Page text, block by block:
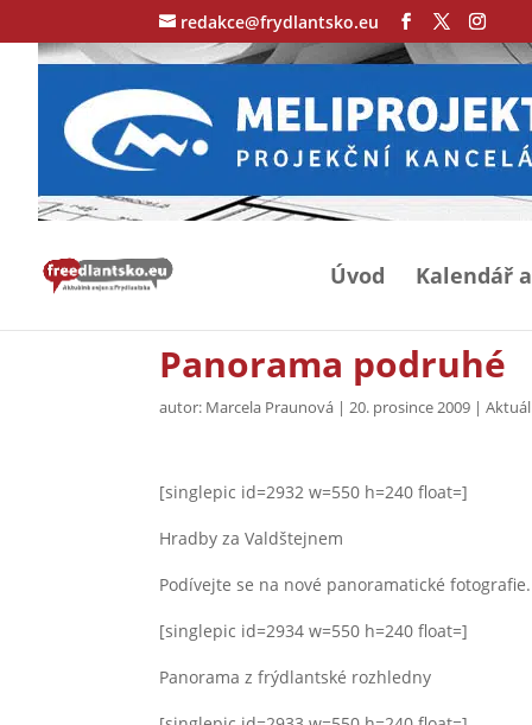
redakce@frydlantsko.eu
Úvod Kalendář
Panorama podruhé
autor: Marcela Praunová |20. prosince 2009 |
[singlepic id=2932 w=550 h=240 float=]
Hradby za Valdštejnem
Podívejte se na nové panoramatické
[singlepic id=2934 w=550 h=240 float=]
Panorama z frýdlantské rozhledny